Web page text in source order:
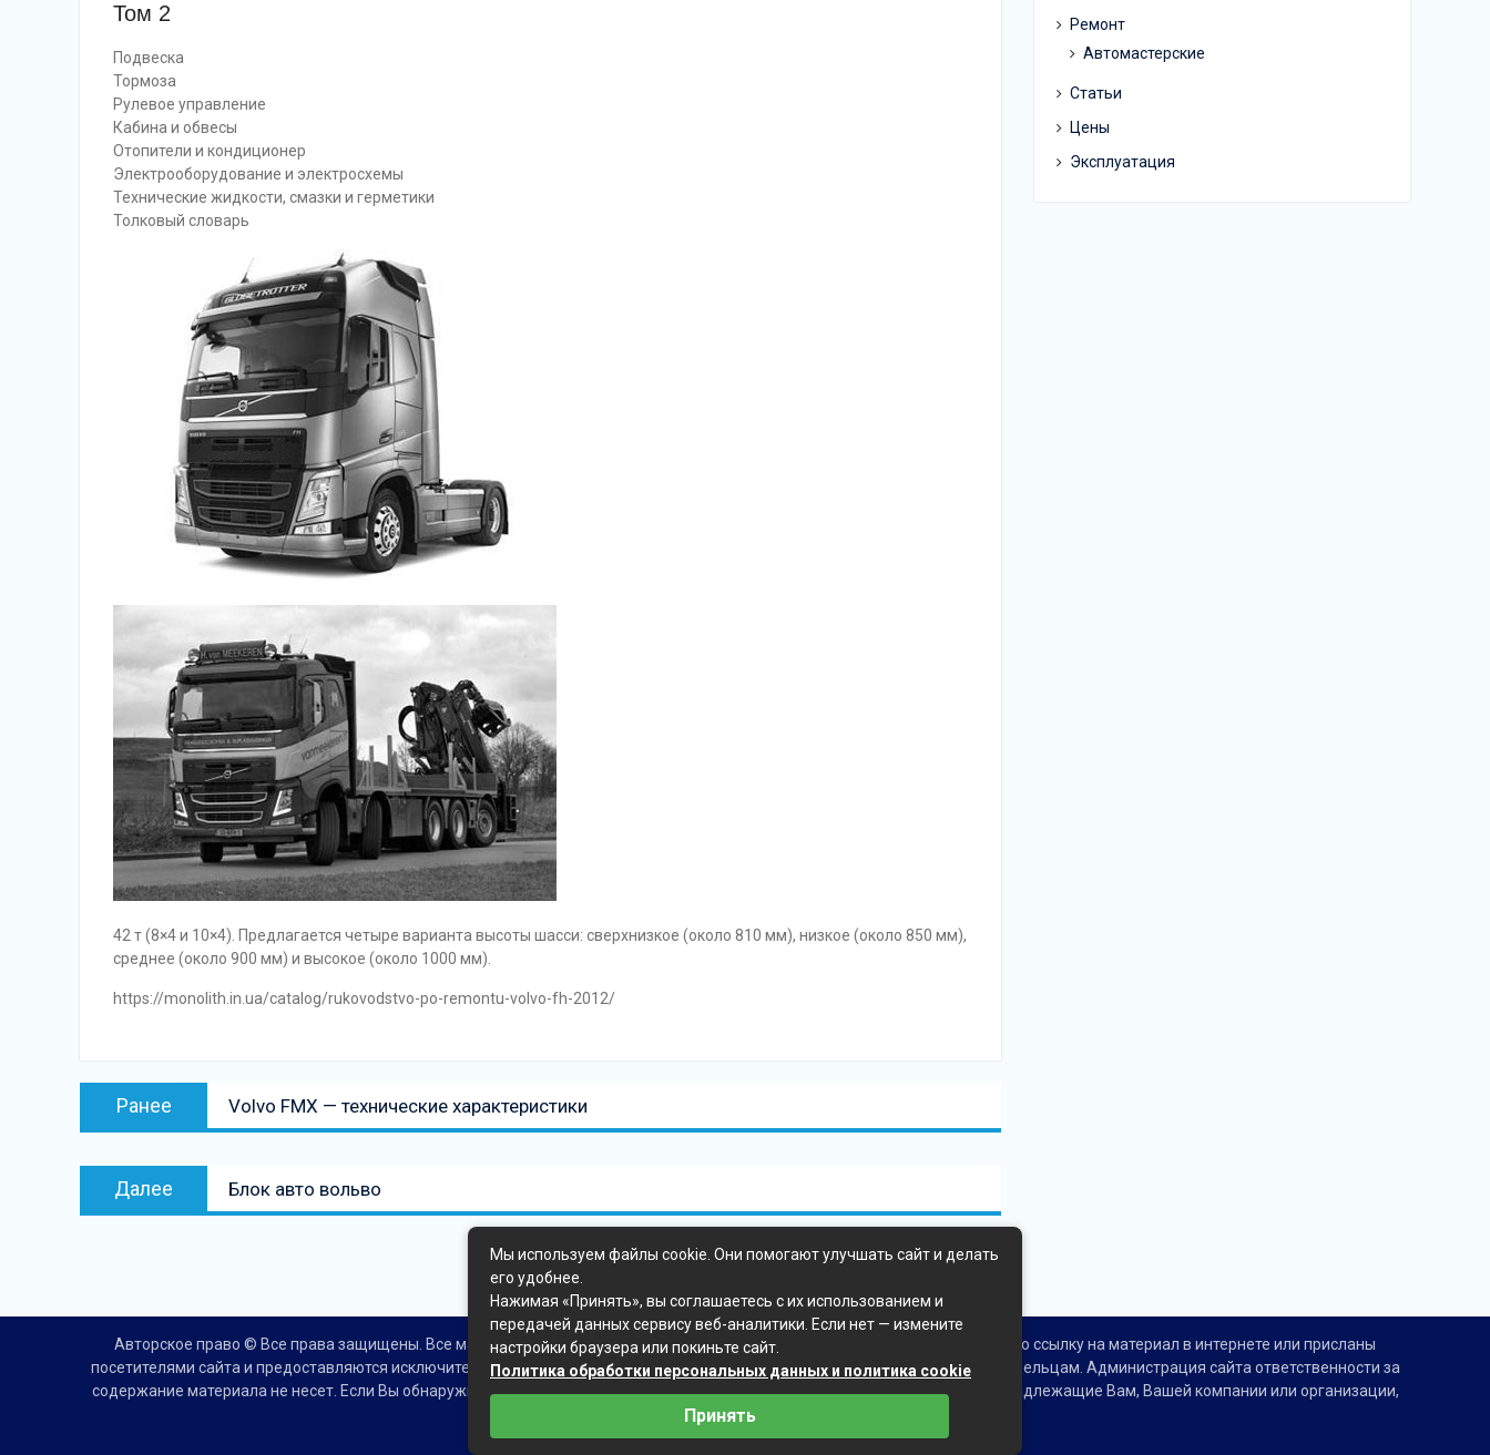
Том 2
Подвеска
Тормоза
Рулевое управление
Кабина и обвесы
Отопители и кондиционер
Электрооборудование и электросхемы
Технические жидкости, смазки и герметики
Толковый словарь
42 т (8×4 и 10×4). Предлагается четыре варианта высоты шасси: сверхнизкое (около 810 мм), низкое (около 850 мм),
среднее (около 900 мм) и высокое (около 1000 мм).
https://monolith.in.ua/catalog/rukovodstvo-po-remontu-volvo-fh-2012/
Навигация
Ранее
Предыдущая
Volvo FMX — технические характеристики
Далее
Следующая
Блок авто вольво
Ремонт
Автомастерские
Статьи
Цены
Эксплуатация
Авторское право © Все права защищены. Все материалы на данном сайте взяты из открытых источников - имеют обратную ссылку на материал в интернете или присланы
посетителями сайта и предоставляются исключительно в ознакомительных целях. Права на материалы принадлежат их владельцам. Администрация сайта ответственности за
содержание материала не несет. Если Вы обнаружили на нашем сайте материалы, которые нарушают авторские права, принадлежащие Вам, Вашей компании или организации,
пожалуйста, сообщите нам через контакты.
Обратная связь
Пользовательское соглашение
Мы используем файлы cookie. Они помогают улучшать сайт и делать
его удобнее.
Нажимая «Принять», вы соглашаетесь с их использованием и
передачей данных сервису веб-аналитики. Если нет — измените
настройки браузера или покиньте сайт.
Политика обработки персональных данных и политика cookie
Принять